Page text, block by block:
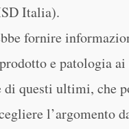
Italia).
fornire
e patologia
di questi ultimi, che
l’argomento